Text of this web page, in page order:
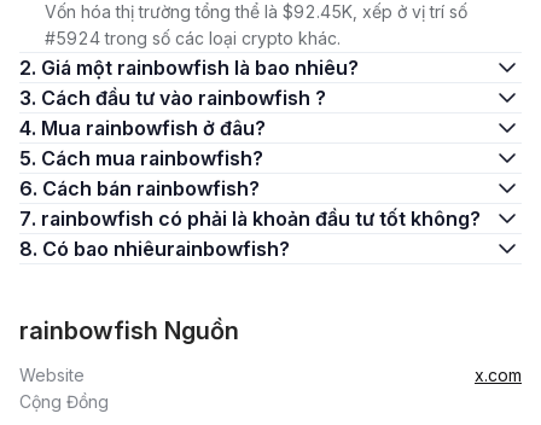
Vốn hóa thị trường tổng thể là $92.45K, xếp ở vị trí số
#5924 trong số các loại crypto khác.
2. Giá một rainbowfish là bao nhiêu?
3. Cách đầu tư vào rainbowfish ?
4. Mua rainbowfish ở đâu?
5. Cách mua rainbowfish?
6. Cách bán rainbowfish?
7. rainbowfish có phải là khoản đầu tư tốt không?
8. Có bao nhiêurainbowfish?
rainbowfish Nguồn
Website
x.com
Cộng Đồng